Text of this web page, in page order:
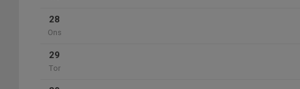
28
Ons
29
Tor